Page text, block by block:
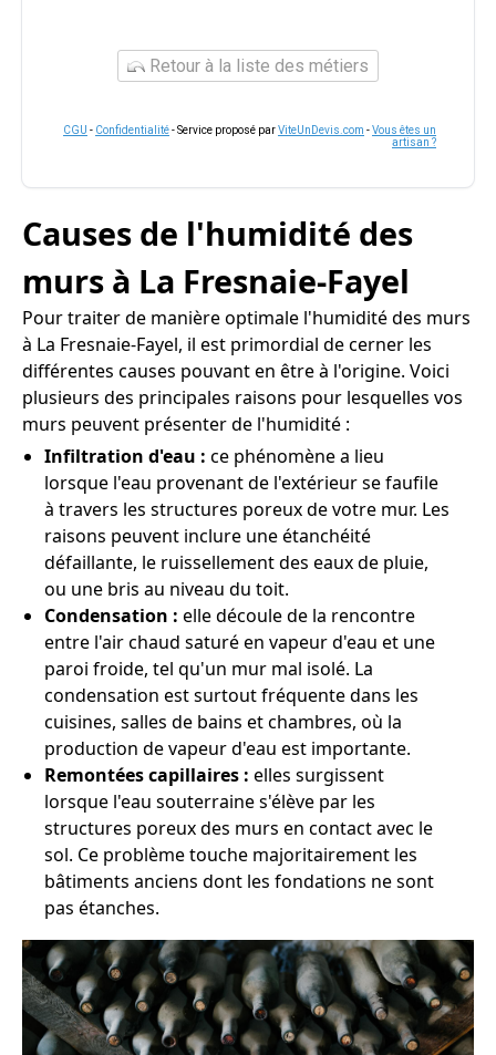
Retour à la liste des métiers
CGU - Confidentialité- Service proposé parViteUnDevis.com -Vous êtes un
artisan ?
Causes de l'humidité des
murs à La Fresnaie-Fayel
Pour traiter de manière optimale l'humidité des murs
à La Fresnaie-Fayel, il est primordial de cerner les
différentes causes pouvant en être à l'origine. Voici
plusieurs des principales raisons pour lesquelles vos
murs peuvent présenter de l'humidité :
Infiltration d'eau : ce phénomène a lieu
lorsque l'eau provenant de l'extérieur se faufile
à travers les structures poreux de votre mur. Les
raisons peuvent inclure une étanchéité
défaillante, le ruissellement des eaux de pluie,
ou une bris au niveau du toit.
Condensation : elle découle de la rencontre
entre l'air chaud saturé en vapeur d'eau et une
paroi froide, tel qu'un mur mal isolé. La
condensation est surtout fréquente dans les
cuisines, salles de bains et chambres, où la
production de vapeur d'eau est importante.
Remontées capillaires : elles surgissent
lorsque l'eau souterraine s'élève par les
structures poreux des murs en contact avec le
sol. Ce problème touche majoritairement les
bâtiments anciens dont les fondations ne sont
pas étanches.